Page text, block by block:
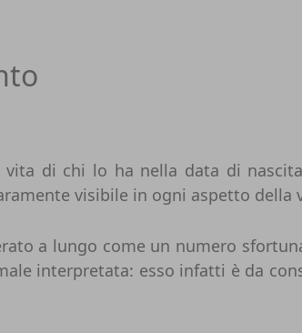
vita di chi lo ha nella data di
visibile in ogni aspetto della
a lungo come un numero
interpretata: esso infatti è da